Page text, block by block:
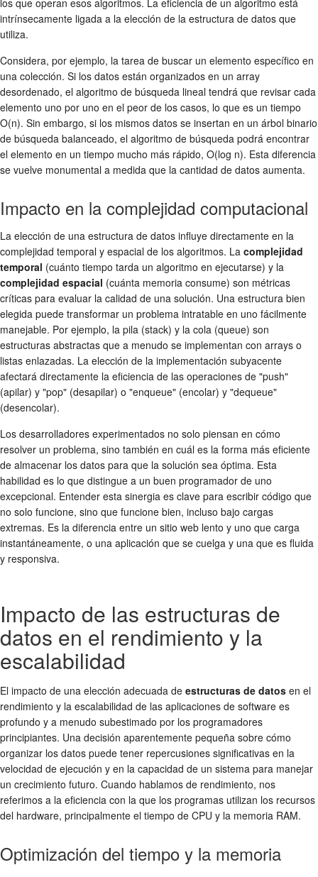
los que operan esos algoritmos. La eficiencia de un algoritmo está
intrínsecamente ligada a la elección de la estructura de datos que
utiliza.
Considera, por ejemplo, la tarea de buscar un elemento específico en
una colección. Si los datos están organizados en un array
desordenado, el algoritmo de búsqueda lineal tendrá que revisar cada
elemento uno por uno en el peor de los casos, lo que es un tiempo
O(n). Sin embargo, si los mismos datos se insertan en un árbol binario
de búsqueda balanceado, el algoritmo de búsqueda podrá encontrar
el elemento en un tiempo mucho más rápido, O(log n). Esta diferencia
se vuelve monumental a medida que la cantidad de datos aumenta.
Impacto en la complejidad computacional
La elección de una estructura de datos influye directamente en la
complejidad temporal y espacial de los algoritmos. La complejidad
temporal (cuánto tiempo tarda un algoritmo en ejecutarse) y la
complejidad espacial (cuánta memoria consume) son métricas
críticas para evaluar la calidad de una solución. Una estructura bien
elegida puede transformar un problema intratable en uno fácilmente
manejable. Por ejemplo, la pila (stack) y la cola (queue) son
estructuras abstractas que a menudo se implementan con arrays o
listas enlazadas. La elección de la implementación subyacente
afectará directamente la eficiencia de las operaciones de "push"
(apilar) y "pop" (desapilar) o "enqueue" (encolar) y "dequeue"
(desencolar).
Los desarrolladores experimentados no solo piensan en cómo
resolver un problema, sino también en cuál es la forma más eficiente
de almacenar los datos para que la solución sea óptima. Esta
habilidad es lo que distingue a un buen programador de uno
excepcional. Entender esta sinergia es clave para escribir código que
no solo funcione, sino que funcione bien, incluso bajo cargas
extremas. Es la diferencia entre un sitio web lento y uno que carga
instantáneamente, o una aplicación que se cuelga y una que es fluida
y responsiva.
Impacto de las estructuras de
datos en el rendimiento y la
escalabilidad
El impacto de una elección adecuada de estructuras de datos en el
rendimiento y la escalabilidad de las aplicaciones de software es
profundo y a menudo subestimado por los programadores
principiantes. Una decisión aparentemente pequeña sobre cómo
organizar los datos puede tener repercusiones significativas en la
velocidad de ejecución y en la capacidad de un sistema para manejar
un crecimiento futuro. Cuando hablamos de rendimiento, nos
referimos a la eficiencia con la que los programas utilizan los recursos
del hardware, principalmente el tiempo de CPU y la memoria RAM.
Optimización del tiempo y la memoria